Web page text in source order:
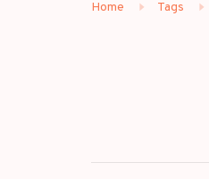
Home Tags